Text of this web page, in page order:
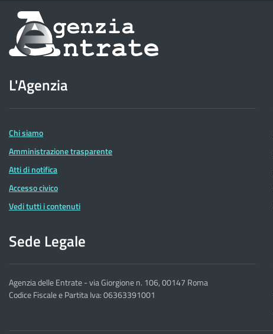
Informazioni
sul
dell'Agenzia
delle
Entrate
L'Agenzia
Chi siamo
Amministrazione trasparente
Atti di notifica
Accesso civico
Vedi tutti i contenuti
Sede Legale
Agenzia delle Entrate - via Giorgione n. 106, 00147 Roma
Codice Fiscale e Partita Iva: 06363391001